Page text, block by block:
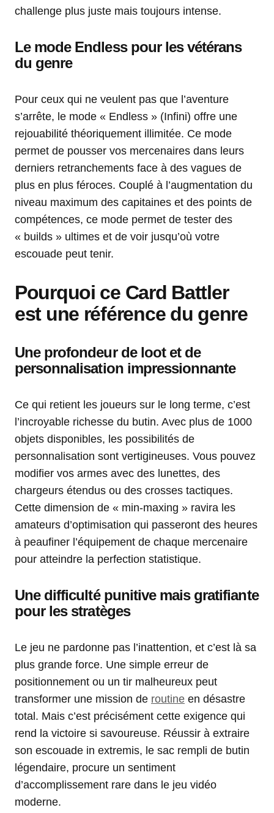
challenge plus juste mais toujours intense.
Le mode Endless pour les vétérans
du genre
Pour ceux qui ne veulent pas que l’aventure
s’arrête, le mode « Endless » (Infini) offre une
rejouabilité théoriquement illimitée. Ce mode
permet de pousser vos mercenaires dans leurs
derniers retranchements face à des vagues de
plus en plus féroces. Couplé à l’augmentation du
niveau maximum des capitaines et des points de
compétences, ce mode permet de tester des
« builds » ultimes et de voir jusqu’où votre
escouade peut tenir.
Pourquoi ce Card Battler
est une référence du genre
Une profondeur de loot et de
personnalisation impressionnante
Ce qui retient les joueurs sur le long terme, c’est
l’incroyable richesse du butin. Avec plus de 1000
objets disponibles, les possibilités de
personnalisation sont vertigineuses. Vous pouvez
modifier vos armes avec des lunettes, des
chargeurs étendus ou des crosses tactiques.
Cette dimension de « min-maxing » ravira les
amateurs d’optimisation qui passeront des heures
à peaufiner l’équipement de chaque mercenaire
pour atteindre la perfection statistique.
Une difficulté punitive mais gratifiante
pour les stratèges
Le jeu ne pardonne pas l’inattention, et c’est là sa
plus grande force. Une simple erreur de
positionnement ou un tir malheureux peut
transformer une mission de routine en désastre
total. Mais c’est précisément cette exigence qui
rend la victoire si savoureuse. Réussir à extraire
son escouade in extremis, le sac rempli de butin
légendaire, procure un sentiment
d’accomplissement rare dans le jeu vidéo
moderne.